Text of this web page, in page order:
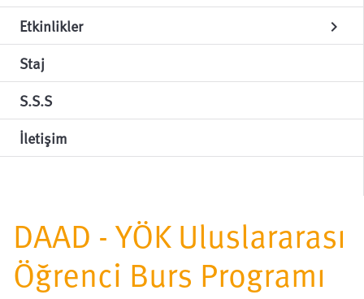
Etkinlikler chevron_right
Staj
S.S.S
İletişim
DAAD - YÖK Uluslararası
Öğrenci Burs Programı